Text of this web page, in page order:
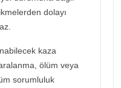
dolayı
kaza
ölüm veya
sorumluluk